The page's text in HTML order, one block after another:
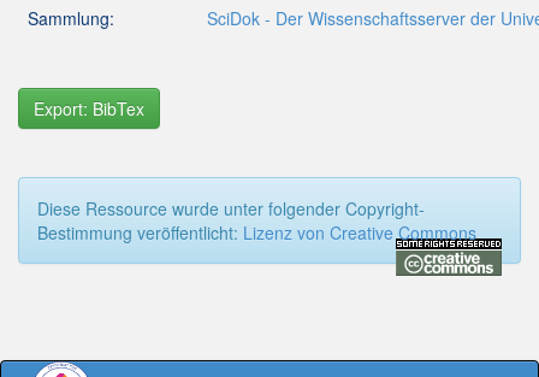
Sammlung: SciDok - Der Wissenschaftsserver der
Export: BibTex
Diese Ressource wurde unter folgender Copyright-
Bestimmung veröffentlicht: Lizenz von Creative Commons